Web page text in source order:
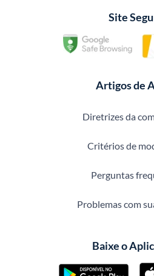
Site
Artigos de
Diretrizes da
Critérios de
Perguntas
Problemas com
Baixe o